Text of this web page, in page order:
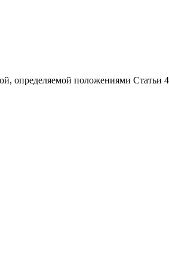
определяемой положениями Статьи